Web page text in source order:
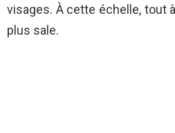
visages. À cette échelle, tout
plus sale.